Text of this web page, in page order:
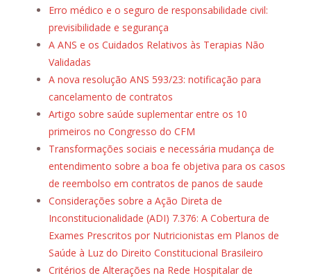
Erro médico e o seguro de responsabilidade civil:
previsibilidade e segurança
A ANS e os Cuidados Relativos às Terapias Não
Validadas
A nova resolução ANS 593/23: notificação para
cancelamento de contratos
Artigo sobre saúde suplementar entre os 10
primeiros no Congresso do CFM
Transformações sociais e necessária mudança de
entendimento sobre a boa fe objetiva para os casos
de reembolso em contratos de panos de saude
Considerações sobre a Ação Direta de
Inconstitucionalidade (ADI) 7.376: A Cobertura de
Exames Prescritos por Nutricionistas em Planos de
Saúde à Luz do Direito Constitucional Brasileiro
Critérios de Alterações na Rede Hospitalar de